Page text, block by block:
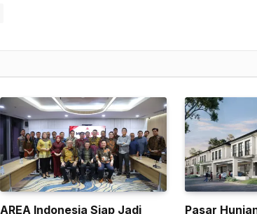
AREA Indonesia Siap Jadi Pasar